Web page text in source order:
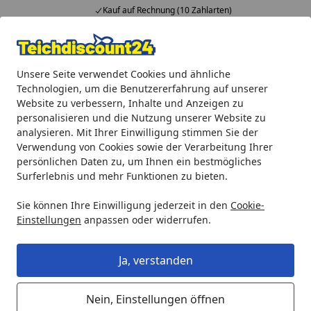
Unsere Seite verwendet Cookies und ähnliche
Technologien, um die Benutzererfahrung auf unserer
Website zu verbessern, Inhalte und Anzeigen zu
personalisieren und die Nutzung unserer Website zu
analysieren. Mit Ihrer Einwilligung stimmen Sie der
Verwendung von Cookies sowie der Verarbeitung Ihrer
persönlichen Daten zu, um Ihnen ein bestmögliches
Surferlebnis und mehr Funktionen zu bieten.
Sie können Ihre Einwilligung jederzeit in den Cookie-
Einstellungen anpassen oder widerrufen.
Ja, verstanden
Nein, Einstellungen öffnen
Kauf auf Rechnung (10 Zahlarten)
Alle Produkte
Mein Konto
Suchen
Startseite
Gardenforma Abdeckung für Gasflaschen, Baumstamm-
Gardenforma Abdeckung für
Gasflaschen, Baumstamm-Optik
grau Eco-Stone, für 11 kg
Gasbehälter